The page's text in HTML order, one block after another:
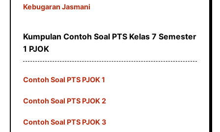
Kebugaran Jasmani
Kumpulan Contoh Soal PTS Kelas 7 Semester
1 PJOK
Contoh Soal PTS PJOK 1
Contoh Soal PTS PJOK 2
Contoh Soal PTS PJOK 3